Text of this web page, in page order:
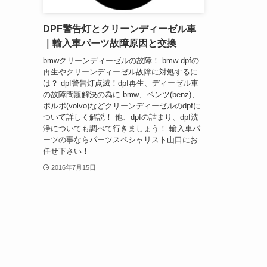
DPF警告灯とクリーンディーゼル車
｜輸入車パーツ故障原因と交換
bmwクリーンディーゼルの故障！ bmw dpfの
再生やクリーンディーゼル故障に対処するに
は？ dpf警告灯点滅！dpf再生、ディーゼル車
の故障問題解決の為に bmw、ベンツ(benz)、
ボルボ(volvo)などクリーンディーゼルのdpfに
ついて詳しく解説！ 他、dpfの詰まり、dpf洗
浄についても調べて行きましょう！ 輸入車パ
ーツの事ならパーツスペシャリスト山口にお
任せ下さい！
2016年7月15日